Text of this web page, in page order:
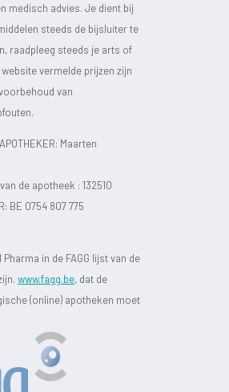
medisch advies. Je dient bij
steeds de bijsluiter te
raadpleeg steeds je arts of
vermelde prijzen zijn
van
Maarten
van de apotheek : 132510
BE 0754 807 775
in de FAGG lijst van de
www.fagg.be, dat de
(online) apotheken moet